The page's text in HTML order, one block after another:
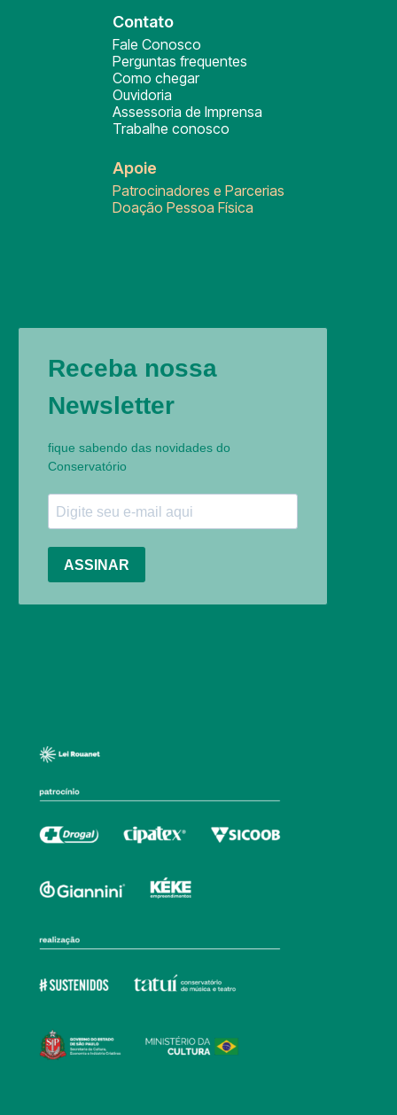
Contato
Fale Conosco
Perguntas frequentes
Como chegar
Ouvidoria
Assessoria de Imprensa
Trabalhe conosco
Apoie
Patrocinadores e Parcerias
Doação Pessoa Física